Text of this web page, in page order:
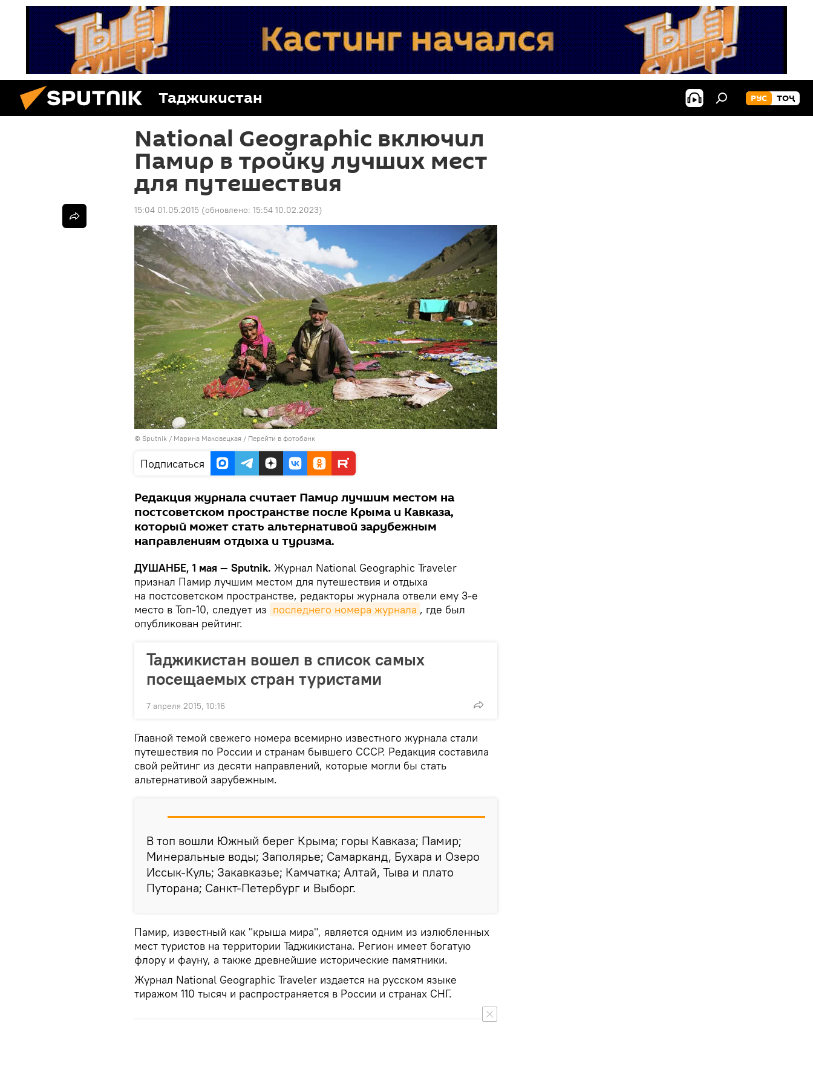
Таджикистан РУС ТОҶ
National Geographic включил
Памир в тройку лучших мест
для путешествия
15:04 01.05.2015 (обновлено: 15:54 10.02.2023)
© Sputnik / Марина Маковецкая / Перейти в фотобанк
Подписаться
Редакция журнала считает Памир лучшим местом на
постсоветском пространстве после Крыма и Кавказа,
который может стать альтернативой зарубежным
направлениям отдыха и туризма.
ДУШАНБЕ, 1 мая — Sputnik. Журнал National Geographic Traveler
признал Памир лучшим местом для путешествия и отдыха
на постсоветском пространстве, редакторы журнала отвели ему 3-е
место в Топ-10, следует из последнего номера журнала , где был
опубликован рейтинг.
Таджикистан вошел в список самых
посещаемых стран туристами
7 апреля 2015, 10:16
Главной темой свежего номера всемирно известного журнала стали
путешествия по России и странам бывшего СССР. Редакция составила
свой рейтинг из десяти направлений, которые могли бы стать
альтернативой зарубежным.
В топ вошли Южный берег Крыма; горы Кавказа; Памир;
Минеральные воды; Заполярье; Самарканд, Бухара и Озеро
Иссык-Куль; Закавказье; Камчатка; Алтай, Тыва и плато
Путорана; Санкт-Петербург и Выборг.
Памир, известный как "крыша мира", является одним из излюбленных
мест туристов на территории Таджикистана. Регион имеет богатую
флору и фауну, а также древнейшие исторические памятники.
Журнал National Geographic Traveler издается на русском языке
тиражом 110 тысяч и распространяется в России и странах СНГ.